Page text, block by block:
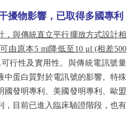
擾物影響，已取得多國專利
，與傳統直立平行擺放方式設計相
由原本5 ml降低至10 μl (相差500
行性及實用性。與傳統電訊號量
中蛋白質對於電訊號的影響。特殊
國發明專利、美國發明專利、歐盟
，目前已進入臨床驗證階段，也有